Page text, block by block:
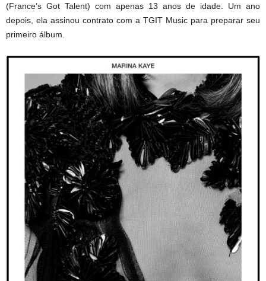
(France’s Got Talent) com apenas 13 anos de idade. Um ano
depois, ela assinou contrato com a TGIT Music para preparar seu
primeiro álbum.